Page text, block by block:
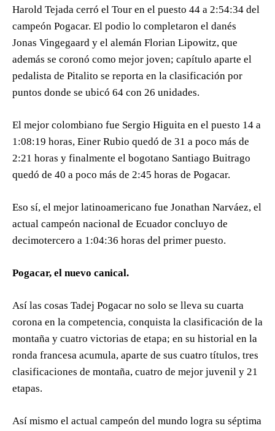
Harold Tejada cerró el Tour en el puesto 44 a 2:54:34 del
campeón Pogacar. El podio lo completaron el danés
Jonas Vingegaard y el alemán Florian Lipowitz, que
además se coronó como mejor joven; capítulo aparte el
pedalista de Pitalito se reporta en la clasificación por
puntos donde se ubicó 64 con 26 unidades.
El mejor colombiano fue Sergio Higuita en el puesto 14 a
1:08:19 horas, Einer Rubio quedó de 31 a poco más de
2:21 horas y finalmente el bogotano Santiago Buitrago
quedó de 40 a poco más de 2:45 horas de Pogacar.
Eso sí, el mejor latinoamericano fue Jonathan Narváez, el
actual campeón nacional de Ecuador concluyo de
decimotercero a 1:04:36 horas del primer puesto.
Pogacar, el nuevo canical.
Así las cosas Tadej Pogacar no solo se lleva su cuarta
corona en la competencia, conquista la clasificación de la
montaña y cuatro victorias de etapa; en su historial en la
ronda francesa acumula, aparte de sus cuatro títulos, tres
clasificaciones de montaña, cuatro de mejor juvenil y 21
etapas.
Así mismo el actual campeón del mundo logra su séptima